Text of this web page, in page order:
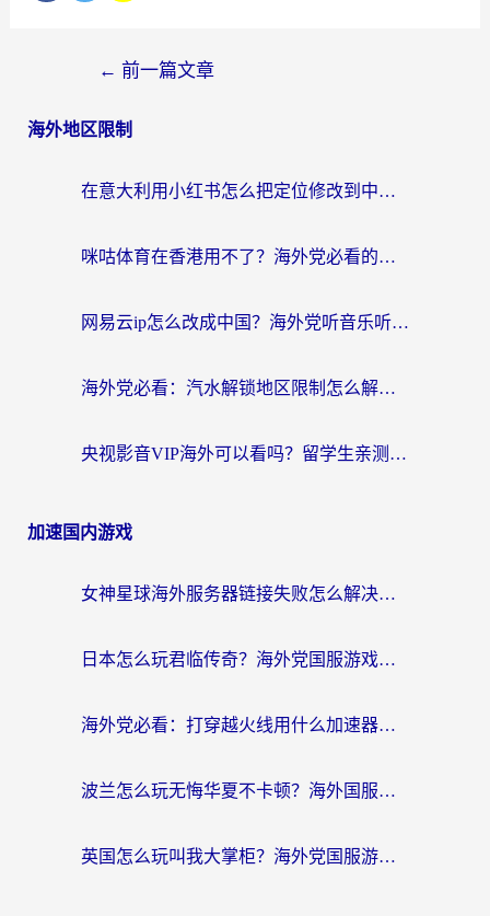
← 前一篇文章
海外地区限制
在意大利用小红书怎么把定位修改到中国国内？3个实用技巧+1个靠谱工具帮你搞定
咪咕体育在香港用不了？海外党必看的回国加速器选择指南（附3个真实场景解决方案）
网易云ip怎么改成中国？海外党听音乐听书的无痛解决方案
海外党必看：汽水解锁地区限制怎么解除？3招解决国内影音&生活服务难题
央视影音VIP海外可以看吗？留学生亲测有效的回国加速器选择指南
加速国内游戏
女神星球海外服务器链接失败怎么解决？海外党国服游戏加速避坑指南
日本怎么玩君临传奇？海外党国服游戏加速避坑指南（附菲律宾欧洲玩家实测）
海外党必看：打穿越火线用什么加速器？解决延迟卡顿，还能玩奇妙拼图世界和第五人格
波兰怎么玩无悔华夏不卡顿？海外国服游戏加速器终极指南（附征途2萤火突击解决方案）
英国怎么玩叫我大掌柜？海外党国服游戏加速避坑指南（附实测推荐）